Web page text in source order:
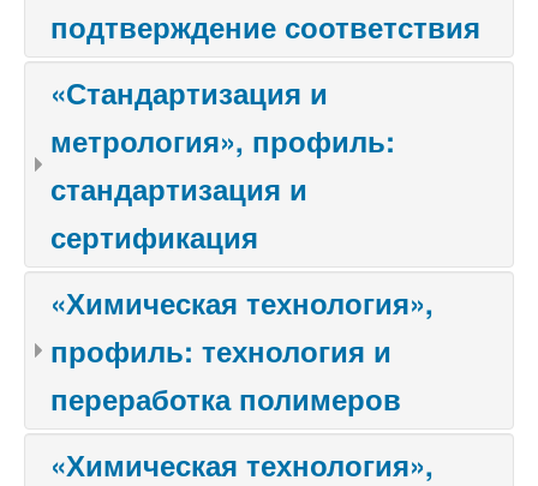
подтверждение соответствия
«Стандартизация и
метрология», профиль:
стандартизация и
сертификация
«Химическая технология»,
профиль: технология и
переработка полимеров
«Химическая технология»,